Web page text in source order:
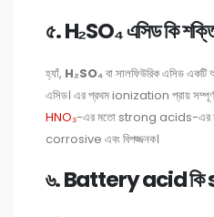
৫. H₂SO₄ এসিড কি
হ্যাঁ, H₂SO₄বা সালফিউরিক এসিড
এসিড। এর প্রথম ionization প্রায়
HNO₃-এর মতো strong acids-এর
corrosive এবং বিপজ্জনক।
৬. Battery acid